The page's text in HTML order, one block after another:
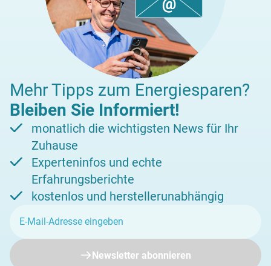
Mehr Tipps zum Energiesparen?
Bleiben Sie Informiert!
monatlich die wichtigsten News für Ihr
Zuhause
Experteninfos und echte
Erfahrungsberichte
kostenlos und herstellerunabhängig
Newsletter abonnieren